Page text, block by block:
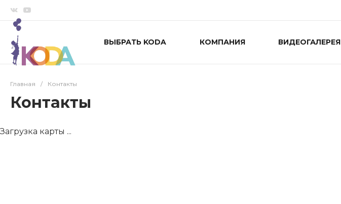
ВЫБРАТЬ KODA КОМПАНИЯ ВИДЕОГАЛЕРЕЯ
Главная / Контакты
Контакты
Загрузка карты ...